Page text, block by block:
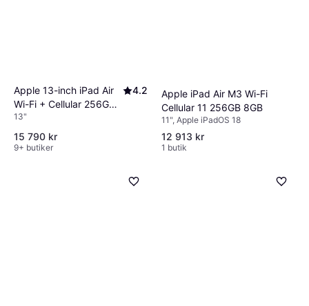
Apple 13-inch iPad Air
Wi-Fi + Cellular 256GB -
Purple (M4)
4.2
13"
15 790 kr
9+ butiker
Apple iPad Air M3 Wi-Fi
Cellular 11 256GB 8GB
11", Apple iPadOS 18
12 913 kr
1 butik